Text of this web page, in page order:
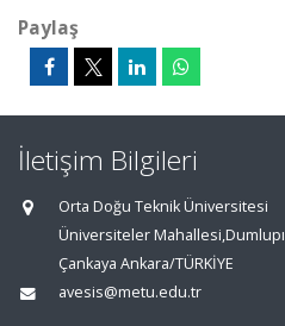
Paylaş
İletişim Bilgileri
Orta Doğu Teknik Üniversitesi
Üniversiteler
Çankaya Ankara/TÜRKİYE
avesis@metu.edu.tr